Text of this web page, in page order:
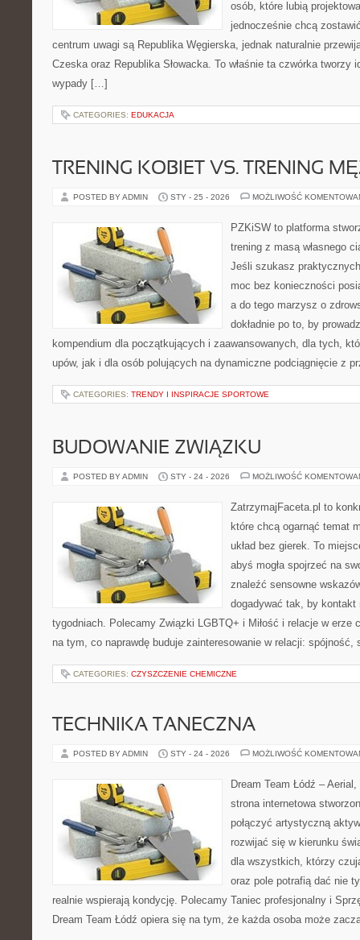
osób, które lubią
jednocześnie chcą
centrum uwagi są Republika Węgierska, jednak naturalnie
Czeska oraz Republika Słowacka. To właśnie ta czwórka tworzy
wypady […]
CATEGORIES: EDUKACJA
TRENING KOBIET VS. TRENING
POSTED BY ADMIN STY - 25 - 2026 MOŻLIWOŚĆ
PZKiSW to platforma
trening z masą własnego
Jeśli szukasz
moc bez konieczności
a do tego marzysz o
dokładnie po to, by
kompendium dla początkujących i zaawansowanych, dla tych,
upów, jak i dla osób polujących na dynamiczne podciągnięcie z
CATEGORIES: TRENDY I INSPIRACJE SPORTOWE
BUDOWANIE ZWIĄZKU
POSTED BY ADMIN STY - 24 - 2026 MOŻLIWOŚĆ
ZatrzymajFaceta.pl to
które chcą ogarnąć temat
układ bez gierek. To
abyś mogła spojrzeć na
znaleźć sensowne
dogadywać tak, by kontakt
tygodniach. Polecamy Związki LGBTQ+ i Miłość i relacje w erze
na tym, co naprawdę buduje zainteresowanie w relacji:
CATEGORIES: CZYSZCZENIE CHEMICZNE
TECHNIKA TANECZNA
POSTED BY ADMIN STY - 24 - 2026 MOŻLIWOŚĆ
Dream Team Łódź –
strona internetowa
połączyć artystyczną
rozwijać się w kierunku
dla wszystkich, którzy
oraz pole potrafią dać nie
realnie wspierają kondycję. Polecamy Taniec profesjonalny i
Dream Team Łódź opiera się na tym, że każda osoba może